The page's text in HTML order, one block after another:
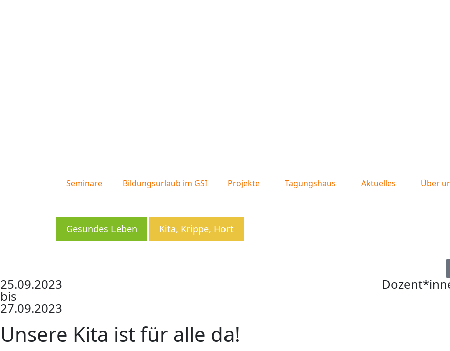
Seminare Bildungsurlaub im GSI Projekte Tagungshaus Aktuelles Über
Gesundes Leben Kita, Krippe, Hort
25.09.2023
bis
27.09.2023
Unsere Kita ist für alle da!